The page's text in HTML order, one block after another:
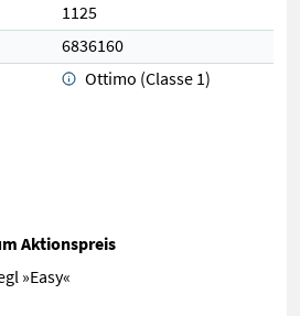
1125
6836160
Ottimo (Classe 1)
Aktionspreis
»Easy«